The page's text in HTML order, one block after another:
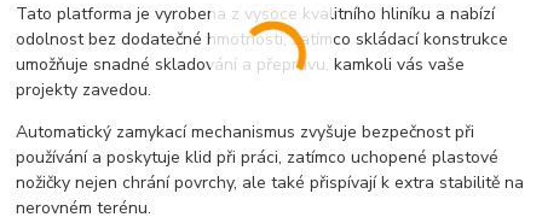
Tato platforma je vyrobena z vysoce kvalitního hliníku a nabízí
odolnost bez dodatečné hmotnosti, zatímco skládací konstrukce
umožňuje snadné skladování a přepravu, kamkoli vás vaše
projekty zavedou.
Automatický zamykací mechanismus zvyšuje bezpečnost při
používání a poskytuje klid při práci, zatímco uchopené plastové
nožičky nejen chrání povrchy, ale také přispívají k extra stabilitě na
nerovném terénu.